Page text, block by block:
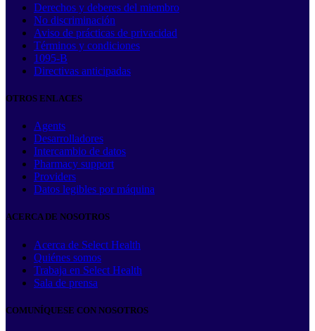
Derechos y deberes del miembro
No discriminación
Aviso de prácticas de privacidad
Términos y condiciones
1095-B
Directivas anticipadas
OTROS ENLACES
Agents
Desarrolladores
Intercambio de datos
Pharmacy support
Providers
Datos legibles por máquina
ACERCA DE NOSOTROS
Acerca de Select Health
Quiénes somos
Trabaja en Select Health
Sala de prensa
COMUNÍQUESE CON NOSOTROS